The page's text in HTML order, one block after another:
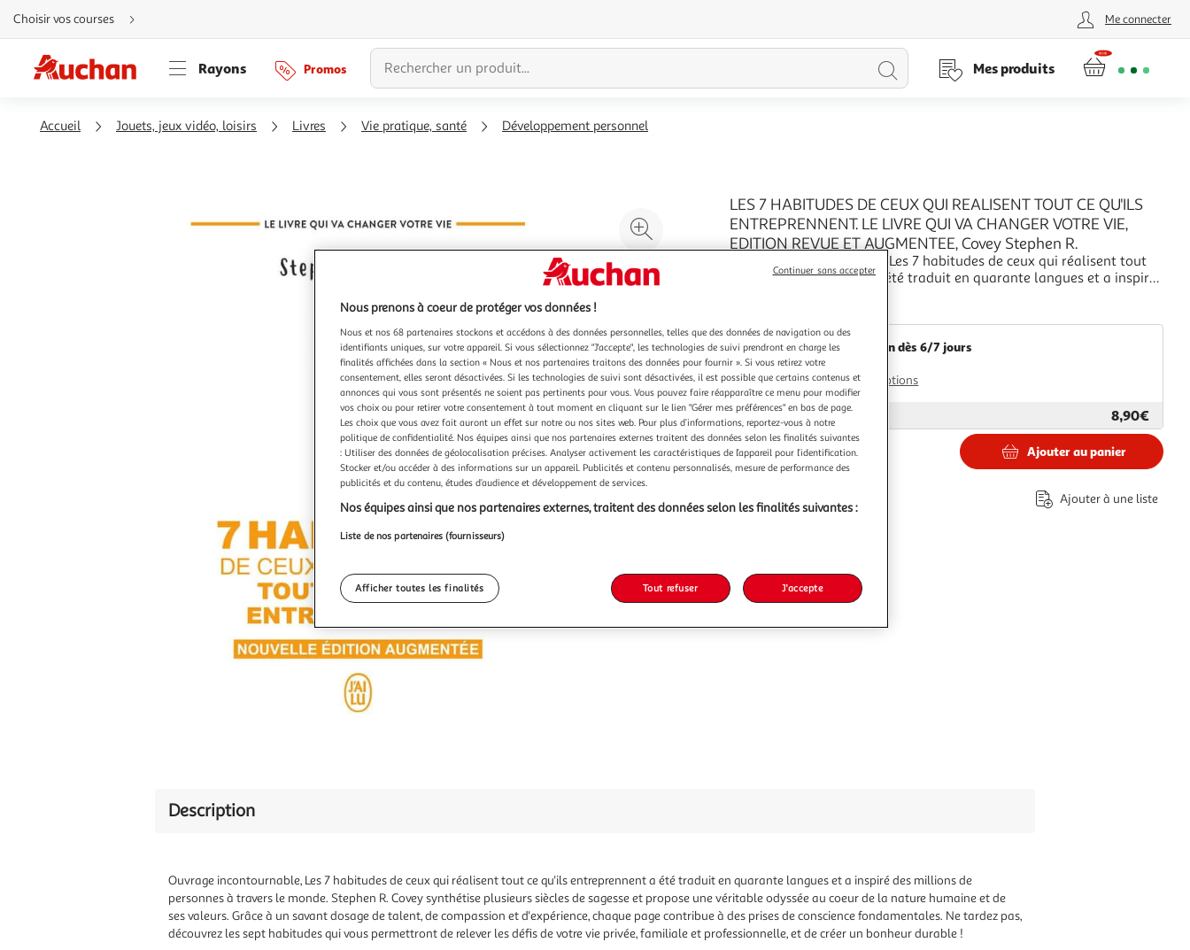
Aller
directement
au
Aller
directement
à
Aller
directement
Choisir vos courses Me connecter
Rayons Promos
Lancer
Mes produits
Accueil Jouets, jeux vidéo, loisirs Livres Vie pratique, santé Développement personnel
Agrandir
l'illustration
à
200%
Réduire
l'illustration
100
%
le
produit
LES 7 HABITUDES DE CEUX QUI REALISENT TOUT CE QU'ILS
ENTREPRENNENT. LE LIVRE QUI VA CHANGER VOTRE VIE,
EDITION REVUE ET AUGMENTEE, Covey Stephen R.
Ouvrage incontournable, Les 7 habitudes de ceux qui réalisent tout
ce qu'ils entreprennent a été traduit en quarante langues et a inspiré
odyssée au coeur de la nature huma
Livraison dès 6/7 jours
Plus d'options
Vendu par GpasPlus 8,90€
8,90€
Ajouter au panier
Ajouter à une liste
Description
Ouvrage incontournable, Les 7 habitudes de ceux qui réalisent tout ce qu'ils entreprennent a été traduit en quarante langues et a inspiré des millions de
personnes à travers le monde. Stephen R. Covey synthétise plusieurs siècles de sagesse et propose une véritable odyssée au coeur de la nature humaine et de
ses valeurs. Grâce à un savant dosage de talent, de compassion et d'expérience, chaque page contribue à des prises de conscience fondamentales. Ne tardez pas,
découvrez les sept habitudes qui vous permettront de relever les défis de votre vie privée, familiale et professionnelle, et de créer un bonheur durable !
Nous prenons à coeur de protéger vos données !
Nous et nos 68 partenaires stockons et accédons à des données personnelles, telles que des données de navigation ou des
identifiants uniques, sur votre appareil. Si vous sélectionnez "J'accepte", les technologies de suivi prendront en charge les
finalités affichées dans la section « Nous et nos partenaires traitons des données pour fournir ». Si vous retirez votre
consentement, elles seront désactivées. Si les technologies de suivi sont désactivées, il est possible que certains contenus et
annonces qui vous sont présentés ne soient pas pertinents pour vous. Vous pouvez faire réapparaître ce menu pour modifier
vos choix ou pour retirer votre consentement à tout moment en cliquant sur le lien "Gérer mes préférences" en bas de page.
Les choix que vous avez fait auront un effet sur notre ou nos sites web. Pour plus d’informations, reportez-vous à notre
politique de confidentialité. Nos équipes ainsi que nos partenaires externes traitent des données selon les finalités suivantes
: Utiliser des données de géolocalisation précises. Analyser activement les caractéristiques de l’appareil pour l’identification.
Stocker et/ou accéder à des informations sur un appareil. Publicités et contenu personnalisés, mesure de performance des
publicités et du contenu, études d’audience et développement de services.
Nos équipes ainsi que nos partenaires externes, traitent des données selon les finalités suivantes :
Liste de nos partenaires (fournisseurs)
Afficher toutes les finalités Tout refuser J'accepte
Continuer sans accepter